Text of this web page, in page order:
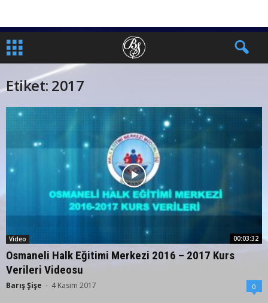
Etiket: 2017
00:03:32
Video
Osmaneli Halk Eğitimi Merkezi 2016 – 2017 Kurs
Verileri Videosu
Barış Şişe - 4 Kasım 2017 0